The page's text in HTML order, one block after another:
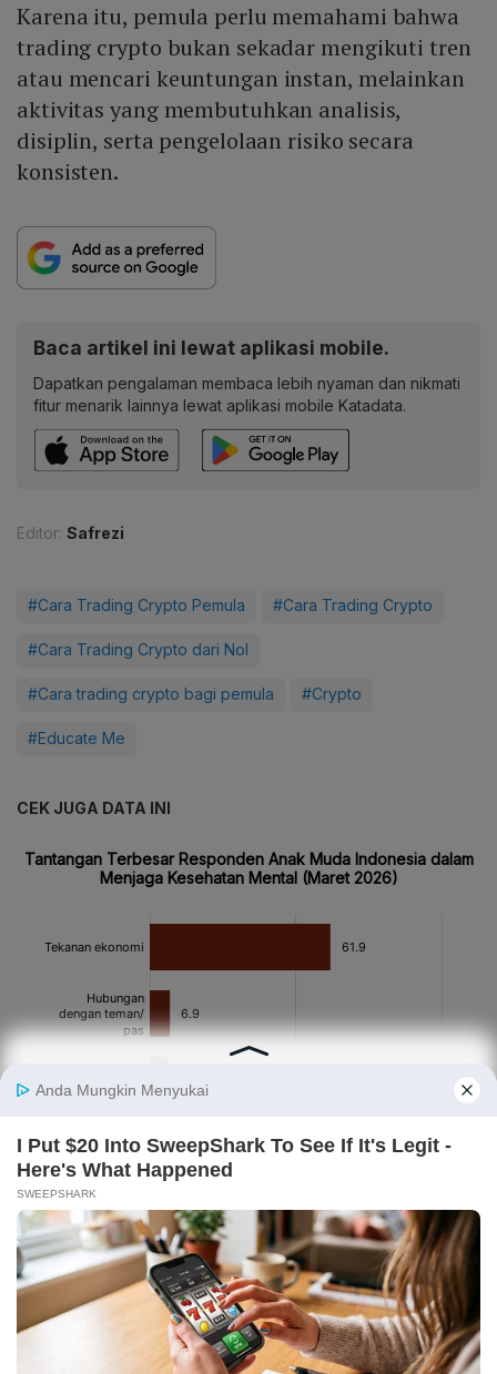
Karena itu, pemula perlu memahami bahwa
trading crypto bukan sekadar mengikuti tren
atau mencari keuntungan instan, melainkan
aktivitas yang membutuhkan analisis,
disiplin, serta pengelolaan risiko secara
konsisten.
Baca artikel ini lewat aplikasi mobile.
Dapatkan pengalaman membaca lebih nyaman dan nikmati
fitur menarik lainnya lewat aplikasi mobile Katadata.
Editor: Safrezi
#Cara Trading Crypto Pemula #Cara Trading Crypto
#Cara Trading Crypto dari Nol
#Cara trading crypto bagi pemula #Crypto
#Educate Me
CEK JUGA DATA INI